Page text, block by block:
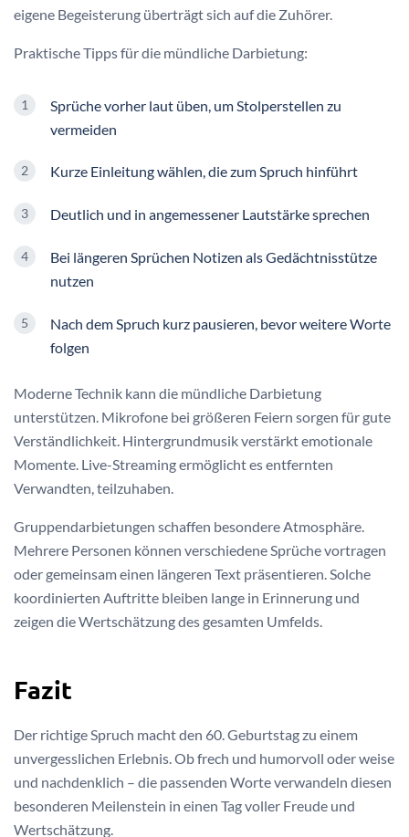
eigene Begeisterung überträgt sich auf die Zuhörer.
Praktische Tipps für die mündliche Darbietung:
Sprüche vorher laut üben, um Stolperstellen zu
vermeiden
Kurze Einleitung wählen, die zum Spruch hinführt
Deutlich und in angemessener Lautstärke sprechen
Bei längeren Sprüchen Notizen als Gedächtnisstütze
nutzen
Nach dem Spruch kurz pausieren, bevor weitere Worte
folgen
Moderne Technik kann die mündliche Darbietung
unterstützen. Mikrofone bei größeren Feiern sorgen für gute
Verständlichkeit. Hintergrundmusik verstärkt emotionale
Momente. Live-Streaming ermöglicht es entfernten
Verwandten, teilzuhaben.
Gruppendarbietungen schaffen besondere Atmosphäre.
Mehrere Personen können verschiedene Sprüche vortragen
oder gemeinsam einen längeren Text präsentieren. Solche
koordinierten Auftritte bleiben lange in Erinnerung und
zeigen die Wertschätzung des gesamten Umfelds.
Fazit
Der richtige Spruch macht den 60. Geburtstag zu einem
unvergesslichen Erlebnis. Ob frech und humorvoll oder weise
und nachdenklich – die passenden Worte verwandeln diesen
besonderen Meilenstein in einen Tag voller Freude und
Wertschätzung.